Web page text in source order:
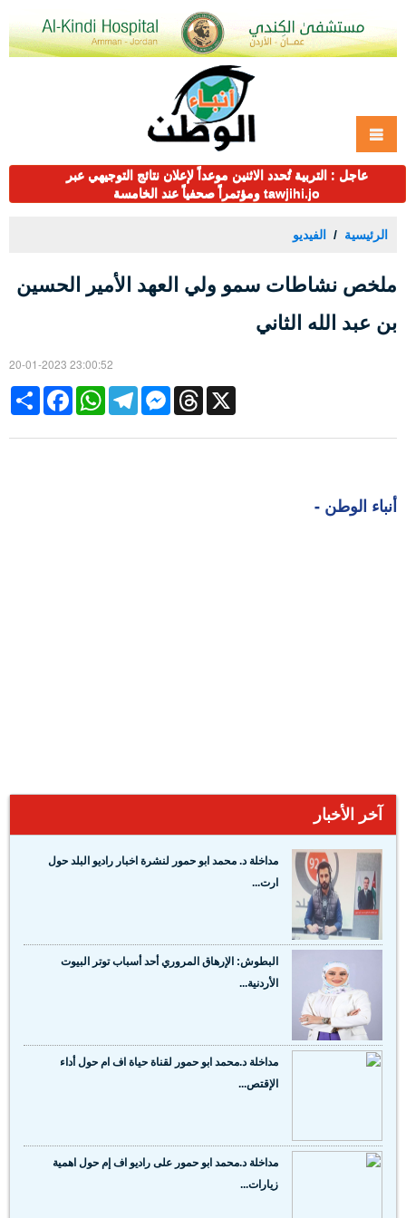
عاجل : التربية تُحدد الاثنين موعداً لإعلان نتائج التوجيهي عبر
tawjihi.jo ومؤتمراً صحفياً عند الخامسة
الرئيسية الفيديو
ملخص نشاطات سمو ولي العهد الأمير الحسين
بن عبد الله الثاني
20-01-2023 23:00:52
Share
FacebookWhatsAppTelegramMessengerThreads X
أنباء الوطن -
آخر الأخبار
مداخلة د. محمد ابو حمور لنشرة اخبار راديو البلد حول
ارت...
البطوش: الإرهاق المروري أحد أسباب توتر البيوت
الأردنية...
مداخلة د.محمد ابو حمور لقناة حياة اف ام حول أداء
الإقتص...
مداخلة د.محمد ابو حمور على راديو اف إم حول اهمية
زيارات...